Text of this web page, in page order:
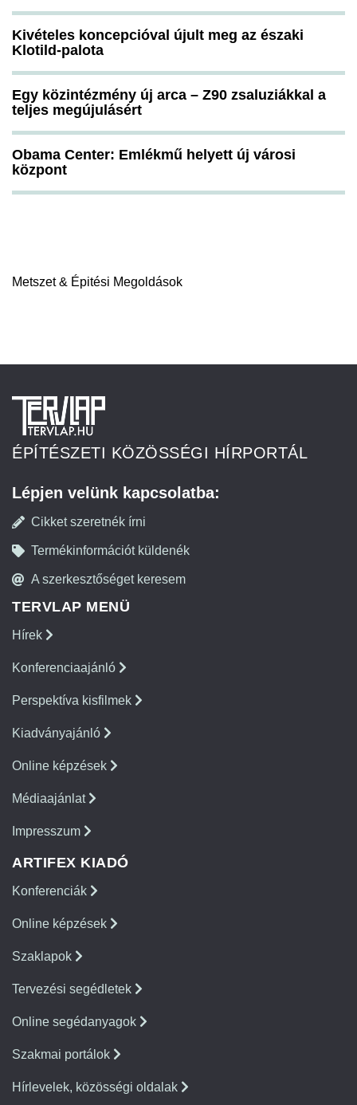
Kivételes koncepcióval újult meg az északi
Klotild-palota
Egy közintézmény új arca – Z90 zsaluziákkal a
teljes megújulásért
Obama Center: Emlékmű helyett új városi
központ
Metszet & Épitési Megoldások
ÉPÍTÉSZETI KÖZÖSSÉGI HÍRPORTÁL
Lépjen velünk kapcsolatba:
Cikket szeretnék írni
Termékinformációt küldenék
A szerkesztőséget keresem
TERVLAP MENÜ
Hírek
Konferenciaajánló
Perspektíva kisfilmek
Kiadványajánló
Online képzések
Médiaajánlat
Impresszum
ARTIFEX KIADÓ
Konferenciák
Online képzések
Szaklapok
Tervezési segédletek
Online segédanyagok
Szakmai portálok
Hírlevelek, közösségi oldalak